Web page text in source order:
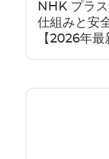
NHK プラ
仕組みと安
【2026年最